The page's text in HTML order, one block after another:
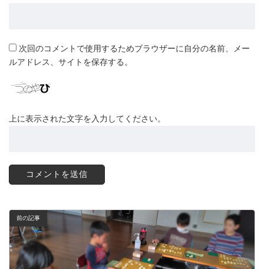
次回のコメントで使用するためブラウザーに自分の名前、メー
ルアドレス、サイトを保存する。
上に表示された文字を入力してください。
前の記事